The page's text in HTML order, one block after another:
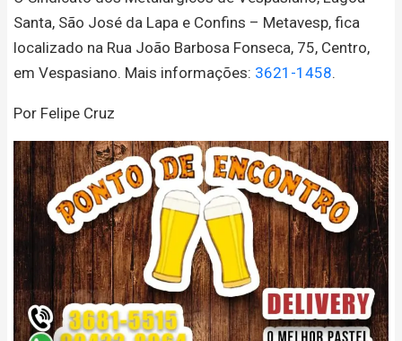
Santa, São José da Lapa e Confins – Metavesp, fica
localizado na Rua João Barbosa Fonseca, 75, Centro,
em Vespasiano. Mais informações: 3621-1458.
Por Felipe Cruz